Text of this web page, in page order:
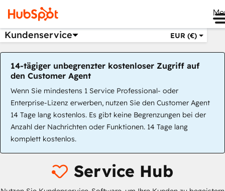
Kundenservice EUR (€)
14-tägiger unbegrenzter kostenloser Zugriff auf
den Customer Agent
Wenn Sie mindestens 1 Service Professional- oder
Enterprise-Lizenz erwerben, nutzen Sie den Customer Agent
14 Tage lang kostenlos. Es gibt keine Begrenzungen bei der
Anzahl der Nachrichten oder Funktionen. 14 Tage lang
komplett kostenlos.
Service Hub